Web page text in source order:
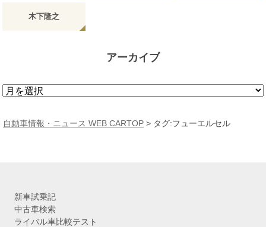
木下隆之
アーカイブ
ア
カ
自動車情報・ニュース WEB CARTOP > タグ:フューエルセル
新車試乗記
中古車検索
ライバル車比較テスト